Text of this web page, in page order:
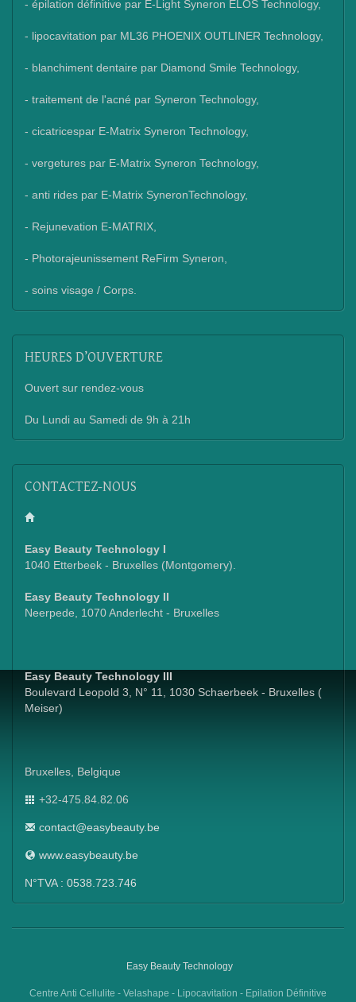
- épilation définitive par E-Light Syneron ELOS Technology,
- lipocavitation par ML36 PHOENIX OUTLINER Technology,
- blanchiment dentaire par Diamond Smile Technology,
- traitement de l'acné par Syneron Technology,
- cicatricespar E-Matrix Syneron Technology,
- vergetures par E-Matrix Syneron Technology,
- anti rides par E-Matrix SyneronTechnology,
- Rejunevation E-MATRIX,
- Photorajeunissement ReFirm Syneron,
- soins visage / Corps.
HEURES D’OUVERTURE
Ouvert sur rendez-vous
Du Lundi au Samedi de 9h à 21h
CONTACTEZ-NOUS
Easy Beauty Technology I
1040 Etterbeek - Bruxelles (Montgomery).
Easy Beauty Technology II
Neerpede, 1070 Anderlecht - Bruxelles
Easy Beauty Technology III
Boulevard Leopold 3, N° 11, 1030 Schaerbeek - Bruxelles (
Meiser)
Bruxelles, Belgique
+32-475.84.82.06
contact@easybeauty.be
www.easybeauty.be
N°TVA : 0538.723.746
Easy Beauty Technology
Centre Anti Cellulite - Velashape - Lipocavitation - Epilation Définitive